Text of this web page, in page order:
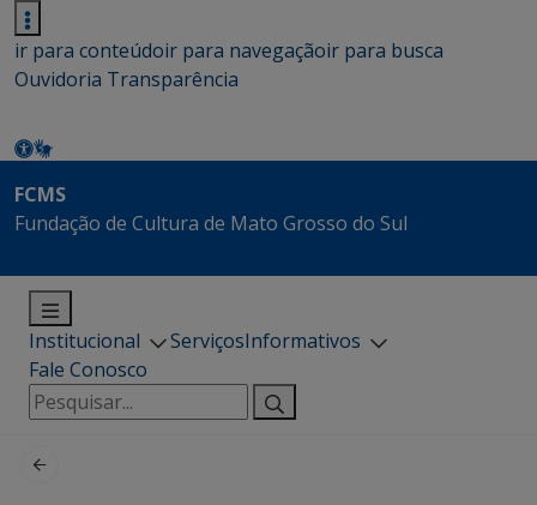
ir para conteúdoir para navegaçãoir para busca
Ouvidoria Transparência
FCMS
Fundação de Cultura de Mato Grosso do Sul
Institucional ServiçosInformativos
Fale Conosco
Pesquisar
por: